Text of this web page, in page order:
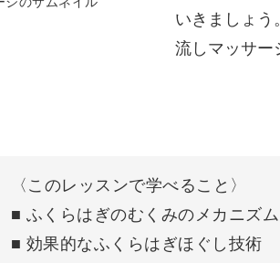
「むくみがひどくて脚がパンパン…」
「疲れが取れなくて困っている…」
いきましょう
流しマッサー
〈このレッスンで学べること〉
■ ふくらはぎのむくみのメカニズム
■ 効果的なふくらはぎほぐし技術